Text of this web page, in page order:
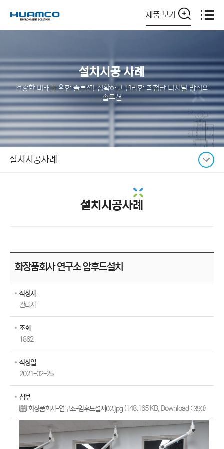
제품 보기
설치시공 사례
건강한 미래를 위한 솔루션! 정확하고 편리한 최첨단 디지털 방식의
솔루션
설치시공사례
설치시공사례
화장품회사 연구소 암후드설치
작성자
관리자
조회
1862
작성일
2021-02-25
첨부
화장품회사-연구소-암후드설치02.jpg (148,165 KB, Download : 390)